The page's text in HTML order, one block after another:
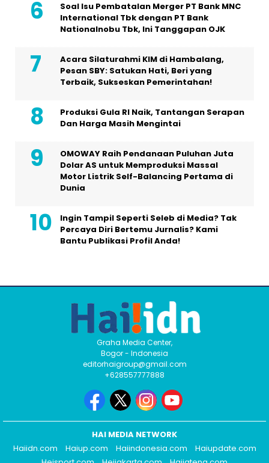
Soal Isu Pembatalan Merger PT Bank MNC
International Tbk dengan PT Bank
Nationalnobu Tbk, Ini Tanggapan OJK
Acara Silaturahmi KIM di Hambalang,
Pesan SBY: Satukan Hati, Beri yang
Terbaik, Sukseskan Pemerintahan!
Produksi Gula RI Naik, Tantangan Serapan
Dan Harga Masih Mengintai
OMOWAY Raih Pendanaan Puluhan Juta
Dolar AS untuk Memproduksi Massal
Motor Listrik Self-Balancing Pertama di
Dunia
Ingin Tampil Seperti Seleb di Media? Tak
Percaya Diri Bertemu Jurnalis? Kami
Bantu Publikasi Profil Anda!
Graha Media Center,
Bogor - Indonesia
editorhaigroup@gmail.com
+628557777888
HAI MEDIA NETWORK
Haiidn.com
Haiup.com Haiindonesia.com
Haiupdate.com